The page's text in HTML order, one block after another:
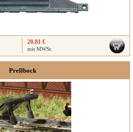
20.81 €
mit MWSt.
Prellbock